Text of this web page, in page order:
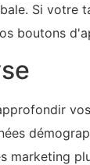
Si votre
boutons
marketing